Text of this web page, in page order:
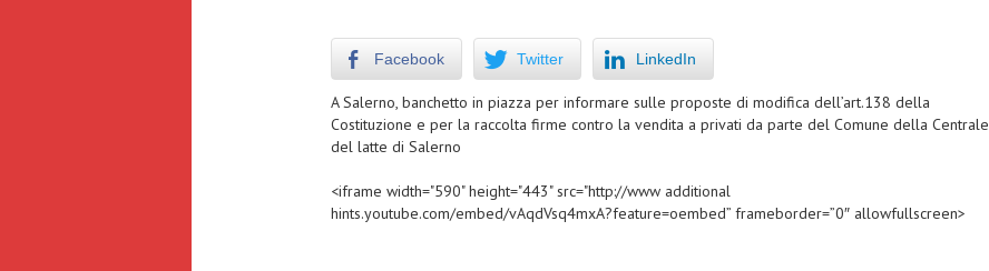
Facebook Twitter LinkedIn
A Salerno, banchetto in piazza per informare sulle proposte di modifica dell’art.138 della
Costituzione e per la raccolta firme contro la vendita a privati da parte del Comune della Centrale
del latte di Salerno
<iframe width="590" height="443" src="http://www additional
hints.youtube.com/embed/vAqdVsq4mxA?feature=oembed” frameborder=”0″ allowfullscreen>